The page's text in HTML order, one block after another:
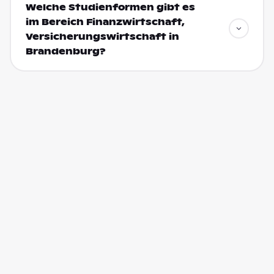
Welche Studienformen gibt es
im Bereich Finanzwirtschaft,
Versicherungswirtschaft in
Brandenburg?